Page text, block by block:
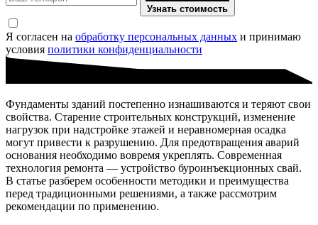
Узнать стоимость
Я согласен на обработку персональных данных и принимаю
условия политики конфиденциальности
Фундаменты зданий постепенно изнашиваются и теряют свои
свойства. Старение строительных конструкций, изменение
нагрузок при надстройке этажей и неравномерная осадка
могут привести к разрушению. Для предотвращения аварий
основания необходимо вовремя укреплять. Современная
технология ремонта — устройство буроинъекционных свай.
В статье разберем особенности методики и преимущества
перед традиционными решениями, а также рассмотрим
рекомендации по применению.